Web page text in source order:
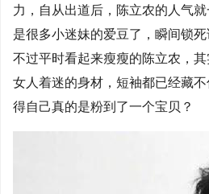
力，自从出道后，陈立农的人气
是很多小迷妹的爱豆了，瞬间锁
不过平时看起来瘦瘦的陈立农，
女人着迷的身材，短袖都已经藏
得自己真的是粉到了一个宝贝？